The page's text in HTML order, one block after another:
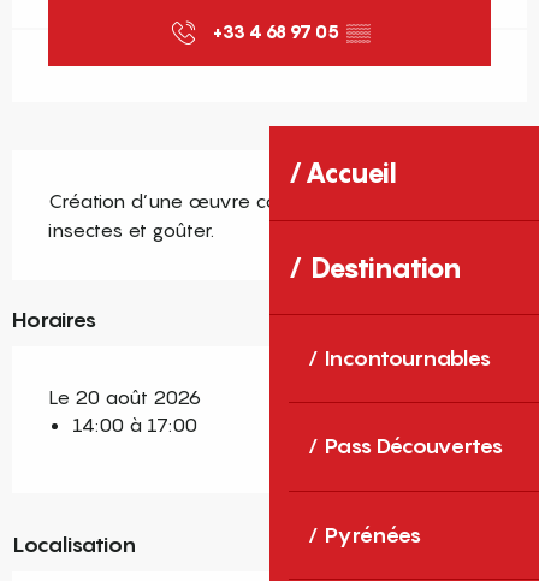
Accueil
Destination
Incontournables
Pass Découvertes
Pyrénées
+33 4 68 97 05 ▒▒
Création d’une œuvre collective « la voilière aux
insectes et goûter.
Horaires
Le 20 août 2026
14:00 à 17:00
Localisation